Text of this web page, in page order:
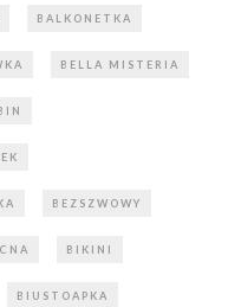
BALKONETKA
BELLA MISTERIA
BEZSZWOWY
BIKINI
BIUSTOAPKA